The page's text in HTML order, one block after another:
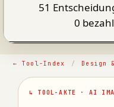
51
0
← Tool-Index / Design
↳ TOOL-AKTE · AI